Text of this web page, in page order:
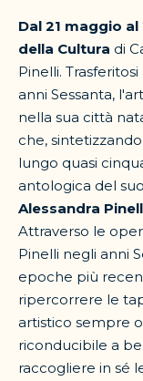
Dal 21 maggio
della Cultura di
Pinelli.
anni Sessanta,
nella sua città
che,
lungo quasi
antologica del
Alessandra
Attraverso le
Pinelli negli anni
epoche più
ripercorrere le
artistico sempre
riconducibile a
raccogliere in sé